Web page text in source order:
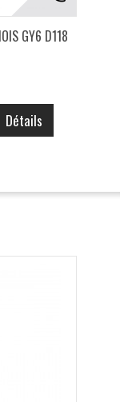
GY6 D118
Détails